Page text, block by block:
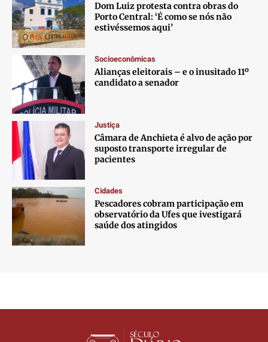
Dom Luiz protesta contra obras do
Porto Central: ‘É como se nós não
estivéssemos aqui’
Socioeconômicas
Alianças eleitorais – e o inusitado 11º
candidato a senador
Justiça
Câmara de Anchieta é alvo de ação por
suposto transporte irregular de
pacientes
Cidades
Pescadores cobram participação em
observatório da Ufes que ivestigará
saúde dos atingidos